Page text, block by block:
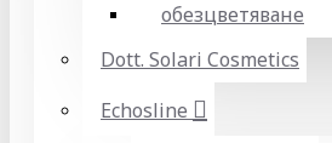
обезцветяване
Dott. Solari Cosmetics
Echosline